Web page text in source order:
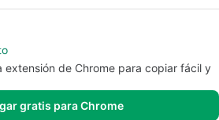
extensión de Chrome para copiar fácil y
gratis para Chrome